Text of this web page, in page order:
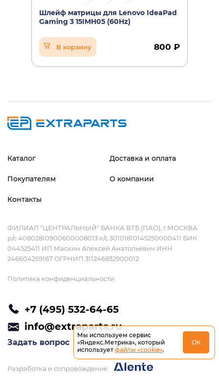
Шлейф матрицы для Lenovo IdeaPad
Gaming 3 15IMH05 (60Hz)
В корзину 800 ₽
Каталог Доставка и оплата
Покупателям О компании
Контакты
ФИЛИАЛ "ЦЕНТРАЛЬНЫЙ" БАНКА ВТБ (ПАО), г.МОСКВА
р/с 40802810900600008013 к/с 30101810145250000411 БИК
044525411 ИП Маскин Алексей Анатольевич ИНН
246604259167 ОГРНИП 311246832900012
Политика конфиденциальности
+7 (495) 532-64-65
info@extraparts.ru
Задать вопрос
Разработка и сопровождение
Мы используем сервис
«Яндекс.Метрика», который
использует файлы «cookie».
ОК